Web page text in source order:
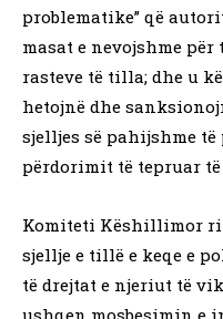
problematike” që
masat e nevojshme
rasteve të tilla; dhe u
hetojnë dhe
sjelljes së pahijshme
përdorimit të tepruar të
Komiteti Këshillimor
sjellje e tillë e keqe e
të drejtat e njeriut të